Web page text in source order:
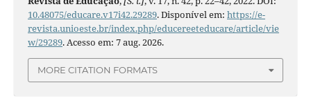
10.48075/educare.v17i42.29289. Disponível em: https://e-
revista.unioeste.br/index.php/educereeteducare/article/vie
w/29289. Acesso em: 7 aug. 2026.
MORE CITATION FORMATS